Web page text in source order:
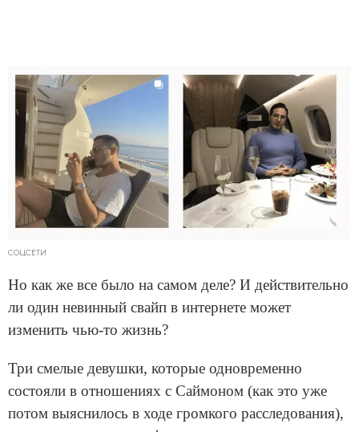
СОЦСЕТИ
Но как же все было на самом деле? И действительно
ли один невинный свайп в интернете может
изменить чью-то жизнь?
Три смелые девушки, которые одновременно
состояли в отношениях с Саймоном (как это уже
потом выяснилось в ходе громкого расследования),